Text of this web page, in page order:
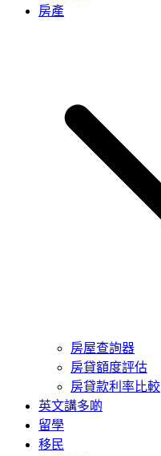
房產
房屋查詢器
房貸額度評估
房貸款利率比較
英文講多啲
留學
移民